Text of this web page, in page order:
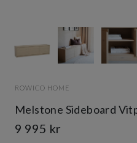
ROWICO HOME
Melstone Sideboard
9 995 kr